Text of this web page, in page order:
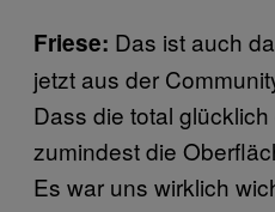
Friese: Das ist auch
jetzt aus der
Dass die total
zumindest die
Es war uns wirklich